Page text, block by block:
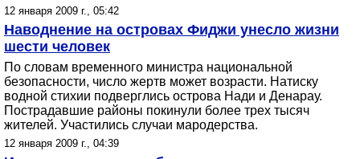
12 января 2009 г., 05:42
Наводнение на островах Фиджи унесло жизни
шести человек
По словам временного министра национальной
безопасности, число жертв может возрасти. Натиску
водной стихии подверглись острова Нади и Денарау.
Пострадавшие районы покинули более трех тысяч
жителей. Участились случаи мародерства.
12 января 2009 г., 04:39